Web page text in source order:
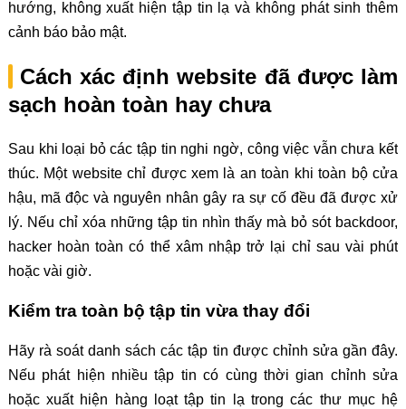
hướng, không xuất hiện tập tin lạ và không phát sinh thêm
cảnh báo bảo mật.
Cách xác định website đã được làm
sạch hoàn toàn hay chưa
Sau khi loại bỏ các tập tin nghi ngờ, công việc vẫn chưa kết
thúc. Một website chỉ được xem là an toàn khi toàn bộ cửa
hậu, mã độc và nguyên nhân gây ra sự cố đều đã được xử
lý. Nếu chỉ xóa những tập tin nhìn thấy mà bỏ sót backdoor,
hacker hoàn toàn có thể xâm nhập trở lại chỉ sau vài phút
hoặc vài giờ.
Kiểm tra toàn bộ tập tin vừa thay đổi
Hãy rà soát danh sách các tập tin được chỉnh sửa gần đây.
Nếu phát hiện nhiều tập tin có cùng thời gian chỉnh sửa
hoặc xuất hiện hàng loạt tập tin lạ trong các thư mục hệ